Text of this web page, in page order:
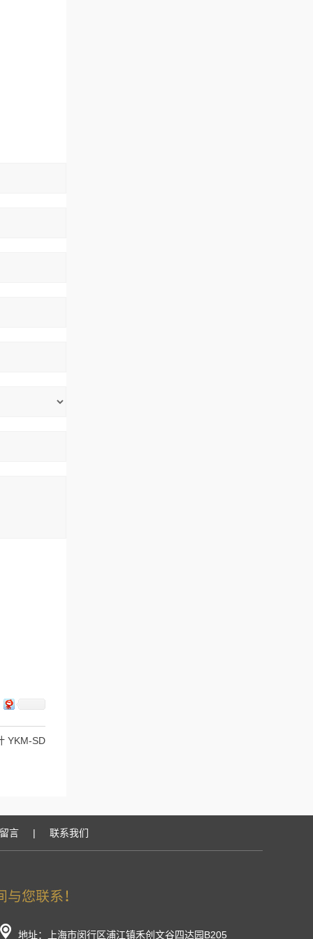
YKM-SD
言 | 联系我们
地址：上海市闵行区浦江镇禾创文谷四达园B205